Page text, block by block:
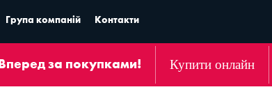
Група компаній Контакти
Вперед за покупками! Купити онлайн